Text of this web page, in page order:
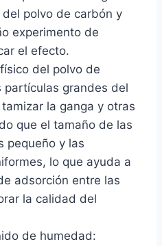
polvo de carbón y
experimento de
el efecto.
del polvo de
partículas grandes del
la ganga y otras
que el tamaño de las
pequeño y las
lo que ayuda a
adsorción entre las
la calidad del
de humedad: